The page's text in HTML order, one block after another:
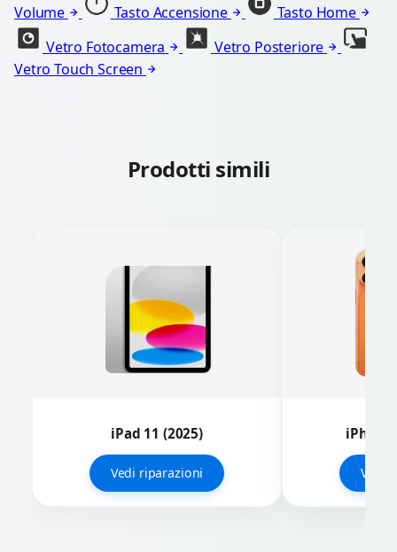
Volume
Tasto Accensione
Tasto Home
Vetro Fotocamera
Vetro Posteriore
Vetro Touch Screen
Prodotti simili
iPad 11 (2025)
Vedi riparazioni
iPhone
Vedi